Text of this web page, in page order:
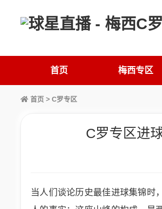
首页 梅西专区
首页 > C罗专区
C罗专区进
当人们谈论历史最佳进球集锦时